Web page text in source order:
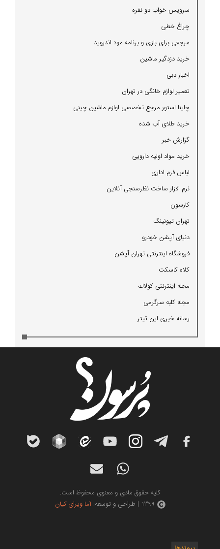
سرویس خواب دو نفره
چراغ خطی
مرجعی برای بازی و برنامه مود اندروید
خرید دزدگیر ماشین
اخبار دبی
تعمیر لوازم خانگی در تهران
چاینا استور-مرجع تخصصی لوازم ماشین چینی
خرید طلای آب شده
گزارش خبر
خرید مواد اولیه دارویی
لباس فرم اداری
نرم افزار ساخت نظرسنجی آنلاین
كارسون
تهران تیونینگ
دنیای آپشن خودرو
فروشگاه اینترنتی تهران آپشن
كلاه كاسكت
مجله اینترنتی كولاك
مجله كلبه سرگرمی
رسانه خبری این تیتر
کلیه حقوق مادی و معنوی محفوظ است.
1399 | طراحی و توسعه:
آما ویرای کیان